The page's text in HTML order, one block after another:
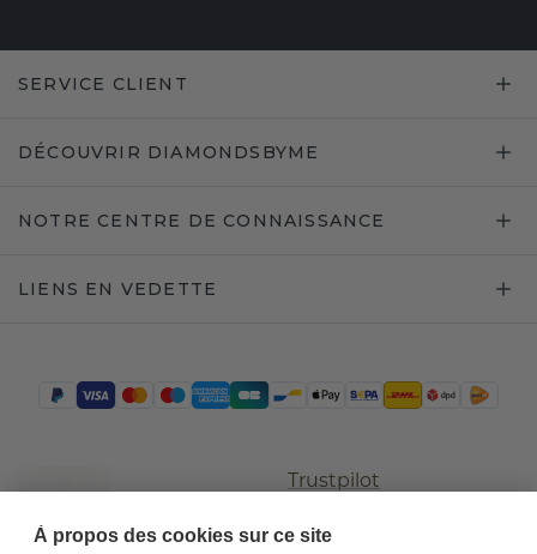
SERVICE CLIENT
DÉCOUVRIR DIAMONDSBYME
NOTRE CENTRE DE CONNAISSANCE
LIENS EN VEDETTE
Trustpilot
À propos des cookies sur ce site